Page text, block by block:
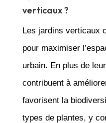
verticaux ?
Les jardins verticaux
pour maximiser
urbain. En plus de
contribuent à
favorisent la
types de plantes, y